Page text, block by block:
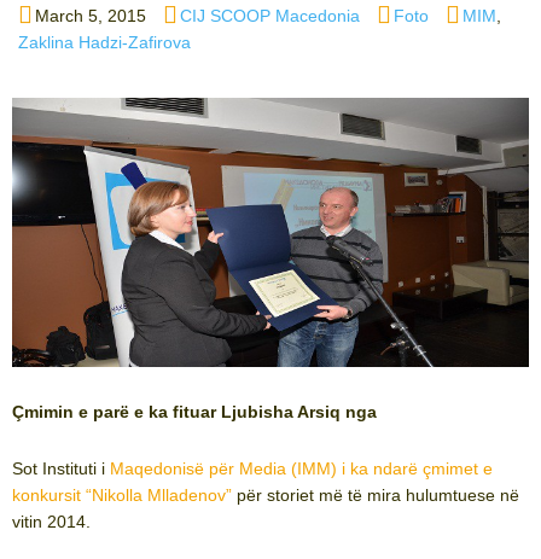
Posted
on
March 5, 2015 Author
CIJ SCOOP Macedonia Categories
Foto Tags
MIM
Zaklina Hadzi-Zafirova
Çmimin e parë e ka fituar Ljubisha Arsiq nga
Sot Instituti i Maqedonisë për Media (IMM) i ka ndarë çmimet e
konkursit “Nikolla Mlladenov” për storiet më të mira hulumtuese në
vitin 2014.